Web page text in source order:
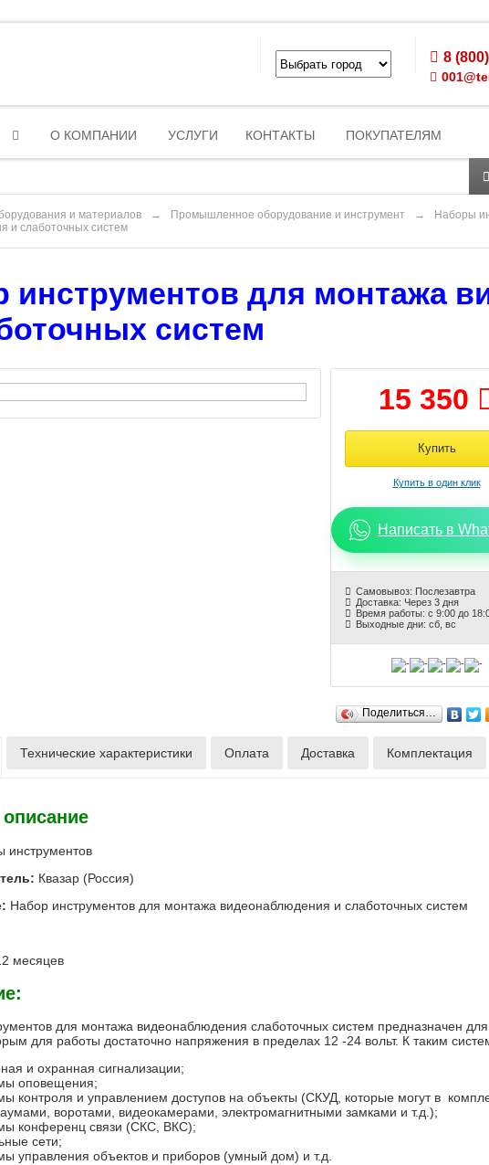
8
О КОМПАНИИ УСЛУГИ КОНТАКТЫ ПОКУПАТЕЛЯМ
и материалов → Промышленное оборудование и инструмент → Наборы
и слаботочных систем
инструментов для монтажа
систем
15 350
Написать в
Самовывоз: Послезавтра
Доставка: Через 3 дня
Время работы: с 9:00 до
Выходные дни: сб, вс
Поделиться…
Технические характеристики Оплата Доставка Комплектация
описание
инструментов
Квазар (Россия)
Набор инструментов для монтажа видеонаблюдения и слаботочных систем
месяцев
для монтажа видеонаблюдения слаботочных систем предназначен
для работы достаточно напряжения в пределах 12 -24 вольт. К таким
и охранная сигнализации;
оповещения;
контроля и управлением доступов на объекты (СКУД, которые могут в
воротами, видеокамерами, электромагнитными замками и т.д.);
конференц связи (СКС, ВКС);
сети;
управления объектов и приборов (умный дом) и т.д.